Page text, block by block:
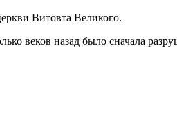
Витовта Великого.
веков назад было сначала